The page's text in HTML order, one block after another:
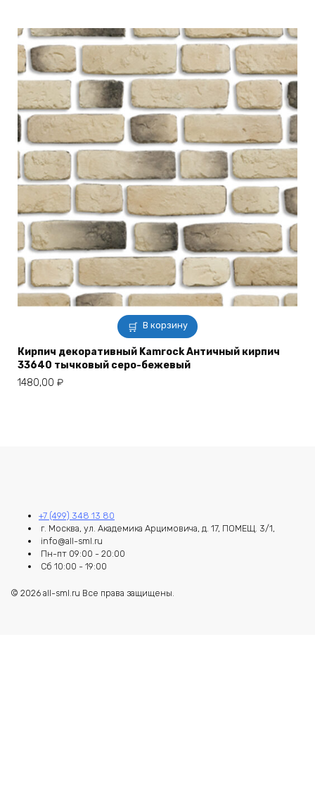
В корзину
Кирпич декоративный Kamrock Античный кирпич
33640 тычковый серо-бежевый
1480,00 ₽
+7 (499) 348 13 80
г. Москва, ул. Академика Арцимовича, д. 17, ПОМЕЩ. 3/1,
info@all-sml.ru
Пн-пт 09:00 - 20:00
Сб 10:00 - 19:00
© 2026 all-sml.ru Все права защищены.